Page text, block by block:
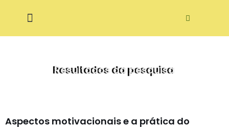
para
Resultados da pesquisa
Aspectos motivacionais e a prática do